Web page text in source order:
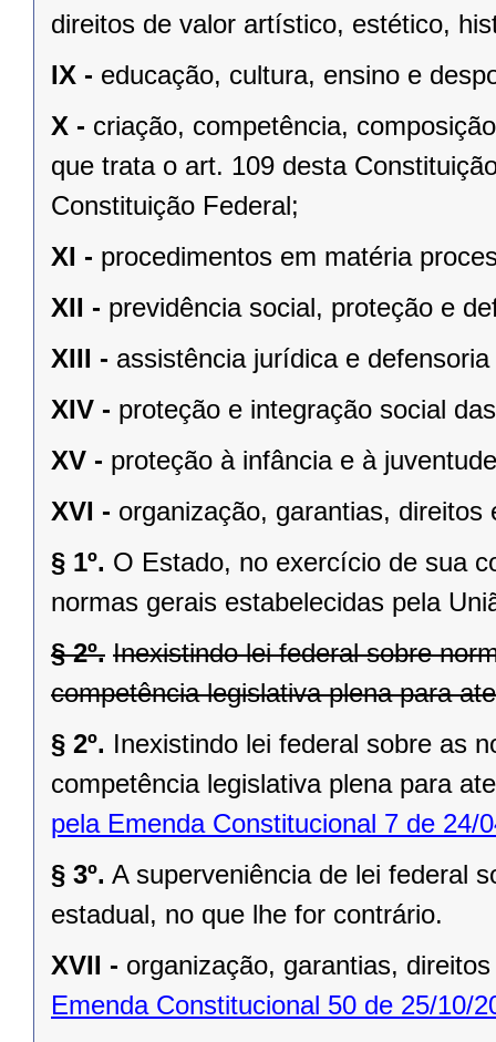
direitos de valor artístico, estético,
IX - educação, cultura, ensino e
X - criação, competência,
que trata o art. 109 desta
Constituição Federal;
XI - procedimentos em matéria
XII - previdência social, proteção e
XIII - assistência jurídica e
XIV - proteção e integração social
XV - proteção à infância e à
XVI - organização, garantias,
§ 1º. O Estado, no exercício de sua
normas gerais estabelecidas pela
§ 2º. Inexistindo lei federal sobre
competência legislativa plena para
§ 2º. Inexistindo lei federal sobre as
competência legislativa plena para
pela Emenda Constitucional 7 de 24/
§ 3º. A superveniência de lei federal
estadual, no que lhe for contrário.
XVII - organização, garantias,
Emenda Constitucional 50 de 25/10/